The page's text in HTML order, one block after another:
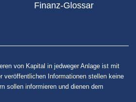
Finanz-Glossar
von Kapital in jedweger Anlage ist mit
veröffentlichen Informationen stellen keine
sollen informieren und dienen dem